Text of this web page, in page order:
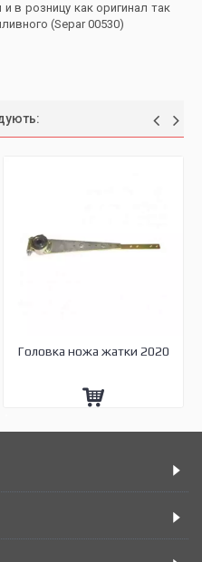
в розницу как оригинал так
(Separ 00530)
Головка ножа жатки 2020